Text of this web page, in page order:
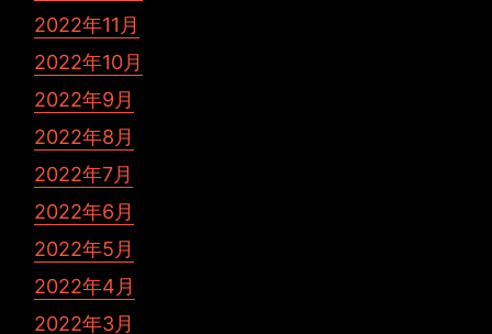
2022年11月
2022年10月
2022年9月
2022年8月
2022年7月
2022年6月
2022年5月
2022年4月
2022年3月